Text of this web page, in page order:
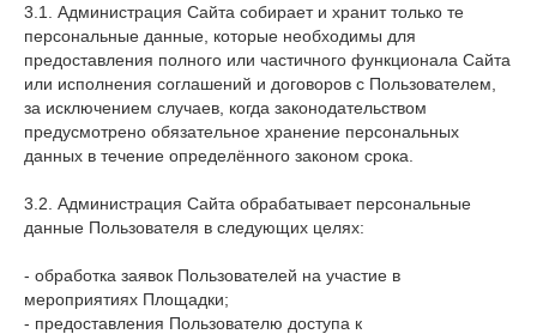
3.1. Администрация Сайта собирает и хранит только те
персональные данные, которые необходимы для
предоставления полного или частичного функционала Сайта
или исполнения соглашений и договоров с Пользователем,
за исключением случаев, когда законодательством
предусмотрено обязательное хранение персональных
данных в течение определённого законом срока.
3.2. Администрация Сайта обрабатывает персональные
данные Пользователя в следующих целях:
- обработка заявок Пользователей на участие в
мероприятиях Площадки;
- предоставления Пользователю доступа к